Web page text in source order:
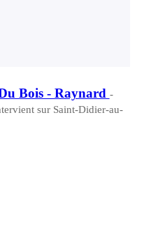
Bois - Raynard -
sur Saint-Didier-au-